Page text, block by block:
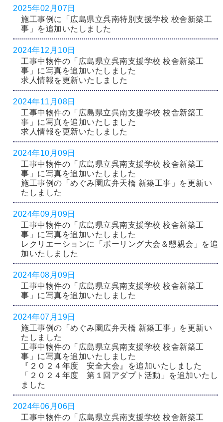
2025年02月07日
施工事例に「広島県立呉南特別支援学校 校舎新築工
事」を追加いたしました
2024年12月10日
工事中物件の「広島県立呉南支援学校 校舎新築工
事」に写真を追加いたしました
求人情報を更新いたしました
2024年11月08日
工事中物件の「広島県立呉南支援学校 校舎新築工
事」に写真を追加いたしました
求人情報を更新いたしました
2024年10月09日
工事中物件の「広島県立呉南支援学校 校舎新築工
事」に写真を追加いたしました
施工事例の「めぐみ園広弁天橋 新築工事」を更新い
たしました
2024年09月09日
工事中物件の「広島県立呉南支援学校 校舎新築工
事」に写真を追加いたしました
レクリエーションに「ボーリング大会＆懇親会」を追
加いたしました
2024年08月09日
工事中物件の「広島県立呉南支援学校 校舎新築工
事」に写真を追加いたしました
2024年07月19日
施工事例の「めぐみ園広弁天橋 新築工事」を更新い
たしました
工事中物件の「広島県立呉南支援学校 校舎新築工
事」に写真を追加いたしました
『２０２４年度 安全大会』を追加いたしました
「２０２４年度 第１回アダプト活動」を追加いたし
ました
2024年06月06日
工事中物件の「広島県立呉南支援学校 校舎新築工